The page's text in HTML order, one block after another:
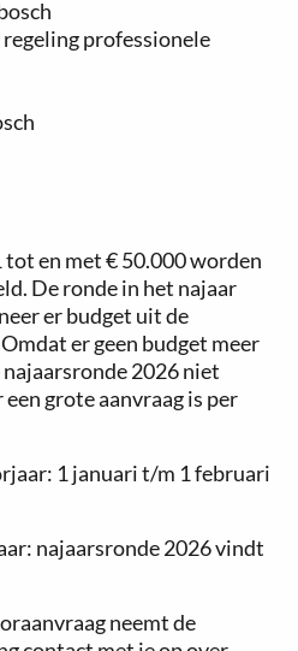
regeling professionele
en met € 50.000 worden
De ronde in het najaar
er budget uit de
er geen budget meer
2026 niet
grote aanvraag is per
1 januari t/m 1 februari
najaarsronde 2026 vindt
neemt de